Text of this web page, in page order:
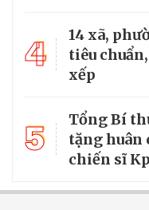
4
14 xã,
tiêu
xếp
5
Tổng Bí
tặng huân
chiến sĩ